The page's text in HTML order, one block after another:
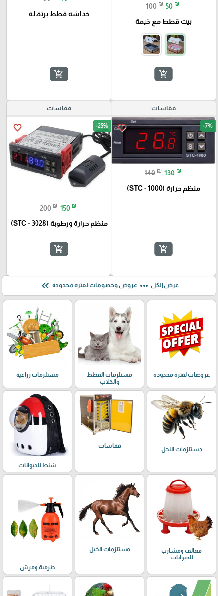
100 ₪ 50 ₪
بيت قطط مع خيمة
add_shopping_cart
خداشة قطط برتقالة
add_shopping_cart
فقاسات
favorite_border -7%
140 ₪ 130 ₪
منظم حرارة (STC - 1000)
add_shopping_cart
فقاسات
favorite_border -25%
200 ₪ 150 ₪
منظم حرارة ورطوبة (STC - 3028)
add_shopping_cart
عرض الكل more_horiz عروض وخصومات لفترة محدودة keyboard_double_arrow_left
عروضات لفترة محدودة
مستلزمات القطط
والكلاب
مستلزمات زراعية
مستلزمات النحل
فقاسات
شنط للحيوانات
معالف ومشارب
للحيوانات
مستلزمات الخيل
طرمبة ومرش